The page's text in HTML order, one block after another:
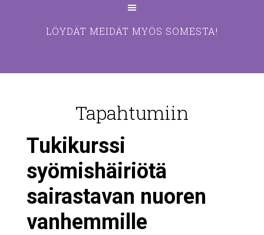
LÖYDÄT MEIDÄT MYÖS SOMESTA!
Tapahtumiin
Tukikurssi
syömishäiriötä
sairastavan nuoren
vanhemmille